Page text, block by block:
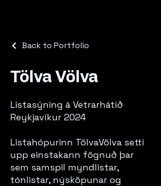
Back to Portfolio
Tölva Völva
Listasýning á Vetrarhátíð
Reykjavíkur 2024
Listahópurinn TölvaVölva setti
upp einstakann fögnuð þar
sem samspil myndlistar,
tónlistar, nýsköpunar og